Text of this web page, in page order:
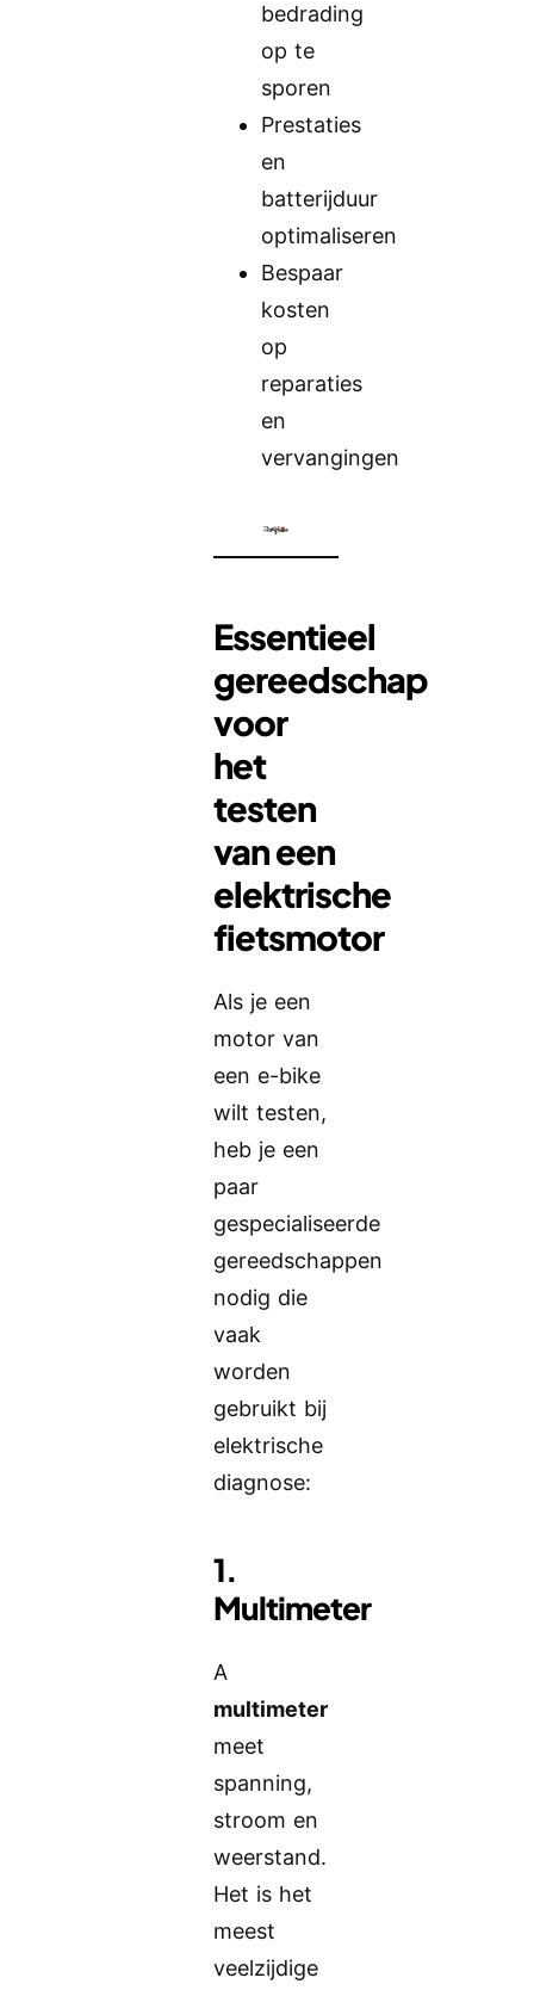
bedrading
op te
sporen
Prestaties
en
batterijduur
optimaliseren
Bespaar
kosten
op
reparaties
en
vervangingen
Essentieel
gereedschap
voor
het
testen
van een
elektrische
fietsmotor
Als je een
motor van
een e-bike
wilt testen,
heb je een
paar
gespecialiseerde
gereedschappen
nodig die
vaak
worden
gebruikt bij
elektrische
diagnose:
1.
Multimeter
A
multimeter
meet
spanning,
stroom en
weerstand.
Het is het
meest
veelzijdige